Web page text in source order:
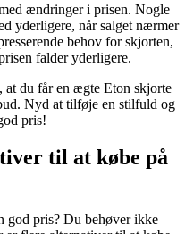
ændringer i prisen. Nogle
yderligere, når salget nærmer
behov for skjorten,
falder yderligere.
at du får en ægte Eton skjorte
Nyd at tilføje en stilfuld og
pris!
til at købe på
god pris? Du behøver ikke